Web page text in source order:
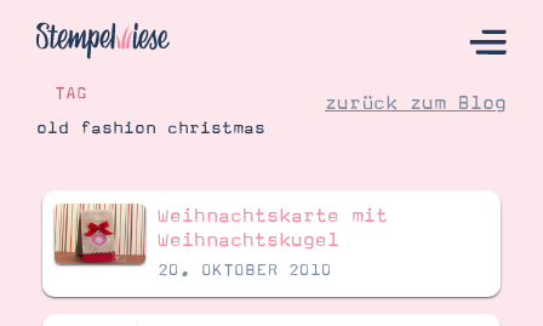
Hier Starten
Katalog
Bestellen
TAG
old fashion christmas
zurück zum Blog
Weihnachtskarte mit
Weihnachtskugel
20. OKTOBER 2010